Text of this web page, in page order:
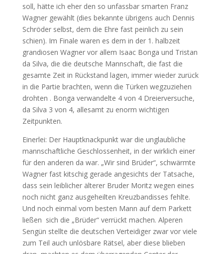
soll, hätte ich eher den so unfassbar smarten Franz
Wagner gewählt (dies bekannte übrigens auch Dennis
Schröder selbst, dem die Ehre fast peinlich zu sein
schien). Im Finale waren es dem in der 1. halbzeit
grandiosen Wagner vor allem Isaac Bonga und Tristan
da Silva, die die deutsche Mannschaft, die fast die
gesamte Zeit in Rückstand lagen, immer wieder zurück
in die Partie brachten, wenn die Türken wegzuziehen
drohten . Bonga verwandelte 4 von 4 Dreierversuche,
da Silva 3 von 4, allesamt zu enorm wichtigen
Zeitpunkten.
Einerlei: Der Hauptknackpunkt war die unglaubliche
mannschaftliche Geschlossenheit, in der wirklich einer
für den anderen da war. „Wir sind Brüder“, schwärmte
Wagner fast kitschig gerade angesichts der Tatsache,
dass sein leiblicher älterer Bruder Moritz wegen eines
noch nicht ganz ausgeheilten Kreuzbandisses fehlte.
Und noch einmal vom besten Mann auf dem Parkett
ließen sich die „Brüder“ verrückt machen. Alperen
Sengün stellte die deutschen Verteidiger zwar vor viele
zum Teil auch unlösbare Rätsel, aber diese blieben